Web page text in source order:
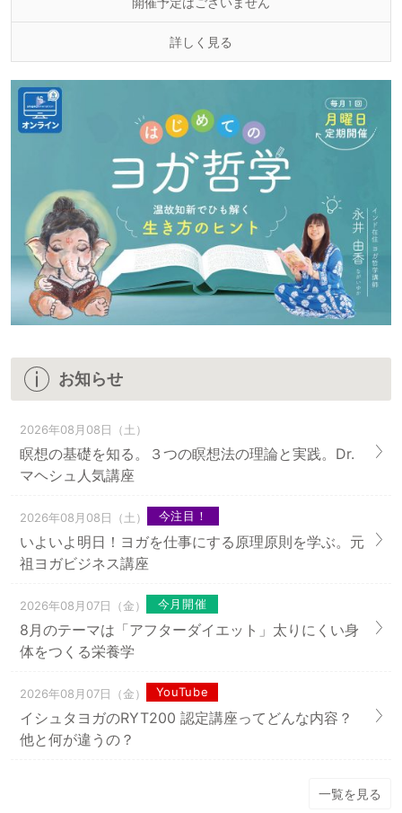
詳しく見る
お知らせ
2026年08月08日（土）
瞑想の基礎を知る。３つの瞑想法の理論と実践。Dr.
マヘシュ人気講座
2026年08月08日（土） 今注目！
いよいよ明日！ヨガを仕事にする原理原則を学ぶ。元
祖ヨガビジネス講座
2026年08月07日（金） 今月開催
8月のテーマは「アフターダイエット」太りにくい身
体をつくる栄養学
2026年08月07日（金） YouTube
イシュタヨガのRYT200 認定講座ってどんな内容？
他と何が違うの？
一覧を見る